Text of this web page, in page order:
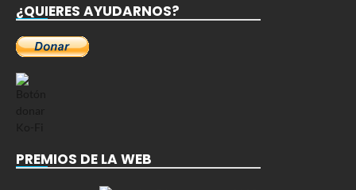
¿QUIERES AYUDARNOS?
PREMIOS DE LA WEB